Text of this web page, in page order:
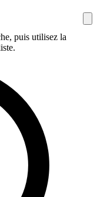
puis utilisez la